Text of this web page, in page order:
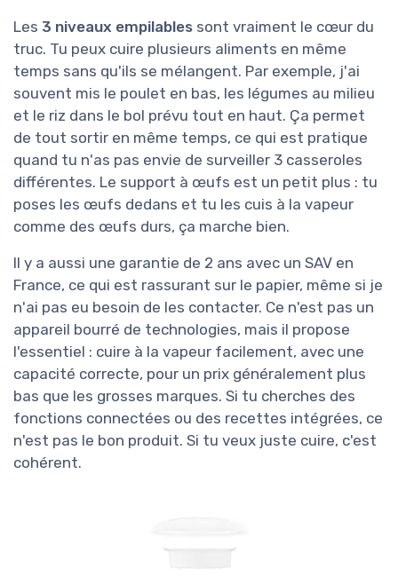
Les 3 niveaux empilables sont vraiment le cœur du
truc. Tu peux cuire plusieurs aliments en même
temps sans qu'ils se mélangent. Par exemple, j'ai
souvent mis le poulet en bas, les légumes au milieu
et le riz dans le bol prévu tout en haut. Ça permet
de tout sortir en même temps, ce qui est pratique
quand tu n'as pas envie de surveiller 3 casseroles
différentes. Le support à œufs est un petit plus : tu
poses les œufs dedans et tu les cuis à la vapeur
comme des œufs durs, ça marche bien.
Il y a aussi une garantie de 2 ans avec un SAV en
France, ce qui est rassurant sur le papier, même si je
n'ai pas eu besoin de les contacter. Ce n'est pas un
appareil bourré de technologies, mais il propose
l'essentiel : cuire à la vapeur facilement, avec une
capacité correcte, pour un prix généralement plus
bas que les grosses marques. Si tu cherches des
fonctions connectées ou des recettes intégrées, ce
n'est pas le bon produit. Si tu veux juste cuire, c'est
cohérent.